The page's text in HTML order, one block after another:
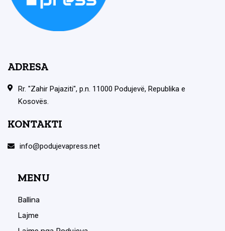
ADRESA
Rr. "Zahir Pajaziti", p.n. 11000 Podujevë, Republika e
Kosovës.
KONTAKTI
info@podujevapress.net
MENU
Ballina
Lajme